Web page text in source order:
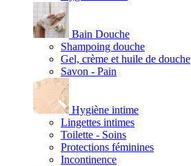
Bain Douche
Shampoing douche
Gel, crème et huile de douche
Savon - Pain
Hygiène intime
Lingettes intimes
Toilette - Soins
Protections féminines
Incontinence